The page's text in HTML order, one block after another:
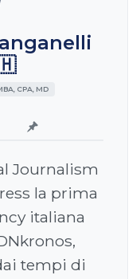
CPA, MD
Journalism
la prima
italiana
tempi di